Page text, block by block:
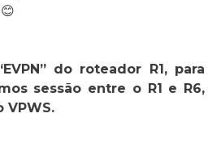
do roteador R1, para
sessão entre o R1 e R6,
VPWS.